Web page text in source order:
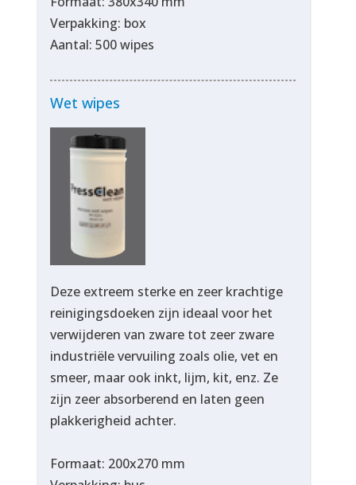
Verpakking: box
Aantal: 500 wipes
Wet wipes
Deze extreem sterke en zeer krachtige
reinigingsdoeken zijn ideaal voor het
verwijderen van zware tot zeer zware
industriële vervuiling zoals olie, vet en
smeer, maar ook inkt, lijm, kit, enz. Ze
zijn zeer absorberend en laten geen
plakkerigheid achter.
Formaat: 200x270 mm